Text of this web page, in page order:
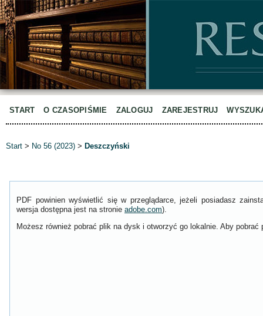
START O CZASOPIŚMIE ZALOGUJ ZAREJESTRUJ
Start > No 56 (2023) > Deszczyński
PDF powinien wyświetlić się w przeglądarce, jeżeli posiadasz
wersja dostępna jest na stronie adobe.com).
Możesz również pobrać plik na dysk i otworzyć go lokalnie. Aby